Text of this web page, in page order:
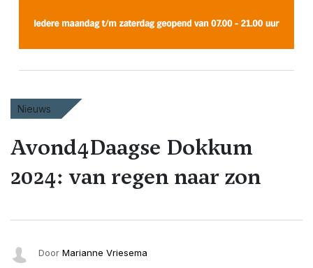
Nieuws
Avond4Daagse Dokkum
2024: van regen naar zon
Door Marianne Vriesema